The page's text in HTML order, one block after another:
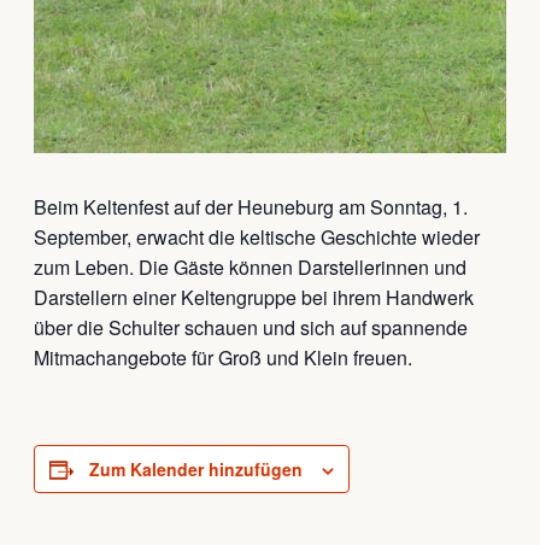
Beim Keltenfest auf der Heuneburg am Sonntag, 1.
September, erwacht die keltische Geschichte wieder
zum Leben. Die Gäste können Darstellerinnen und
Darstellern einer Keltengruppe bei ihrem Handwerk
über die Schulter schauen und sich auf spannende
Mitmachangebote für Groß und Klein freuen.
Zum Kalender hinzufügen